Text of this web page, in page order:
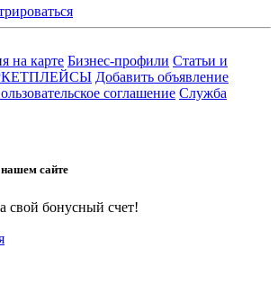
на карте Бизнес-профили Статьи и
Добавить объявление
соглашение Служба
нашем сайте
свой бонусный счет!